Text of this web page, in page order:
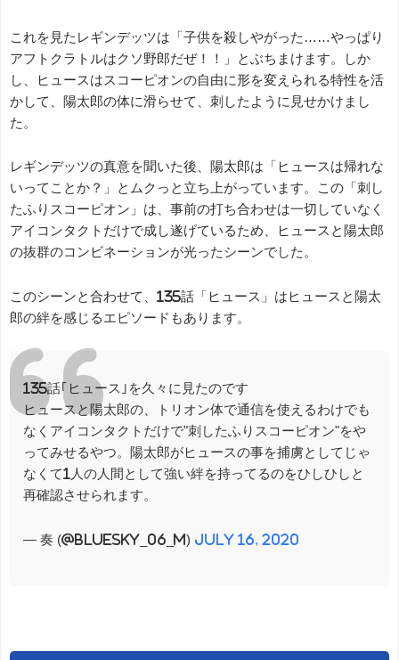
これを見たレギンデッツは「子供を殺しやがった……やっぱり
アフトクラトルはクソ野郎だぜ！！」とぶちまけます。しか
し、ヒュースはスコーピオンの自由に形を変えられる特性を活
かして、陽太郎の体に滑らせて、刺したように見せかけまし
た。
レギンデッツの真意を聞いた後、陽太郎は「ヒュースは帰れな
いってことか？」とムクっと立ち上がっています。この「刺し
たふりスコーピオン」は、事前の打ち合わせは一切していなく
アイコンタクトだけで成し遂げているため、ヒュースと陽太郎
の抜群のコンビネーションが光ったシーンでした。
このシーンと合わせて、135話「ヒュース」はヒュースと陽太
郎の絆を感じるエピソードもあります。
135話｢ヒュース｣を久々に見たのです
ヒュースと陽太郎の、トリオン体で通信を使えるわけでも
なくアイコンタクトだけで"刺したふりスコーピオン"をや
ってみせるやつ。陽太郎がヒュースの事を捕虜としてじゃ
なくて1人の人間として強い絆を持ってるのをひしひしと
再確認させられます。
— 奏 (@bluesky_06_m) July 16, 2020